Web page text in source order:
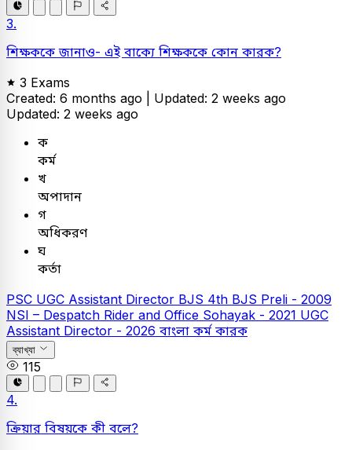
3.
শিক্ষককে জানাও- এই বাক্যে শিক্ষককে কোন কারক?
3 Exams
Created: 6 months ago | Updated: 2 weeks ago
Updated: 2 weeks ago
ক
কর্ম
খ
অপাদান
গ
অধিকরণ
ঘ
কর্তা
PSC UGC Assistant Director BJS 4th BJS Preli - 2009
NSI – Despatch Rider and Office Sohayak - 2021 UGC
Assistant Director - 2026 বাংলা কর্ম কারক
ব্যাখ্যা
115
4.
ক্রিয়ার বিষয়কে কী বলে?